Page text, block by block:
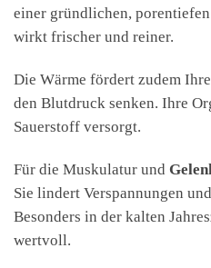
einer gründlichen,
wirkt frischer und reiner.
Die Wärme fördert zudem Ihre
den Blutdruck senken. Ihre
Sauerstoff versorgt.
Für die Muskulatur und
Sie lindert Verspannungen
Besonders in der kalten
wertvoll.